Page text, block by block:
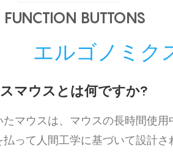
FUNCTION BUTTONS
エルゴノミク
マウスとは何ですか?
たマウスは、マウスの長時間使
って人間工学に基づいて設計さ